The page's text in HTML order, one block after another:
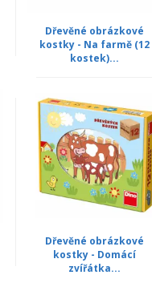
Dřevěné obrázkové
kostky - Na farmě (12
kostek)...
Dřevěné obrázkové
kostky - Domácí
zvířátka...